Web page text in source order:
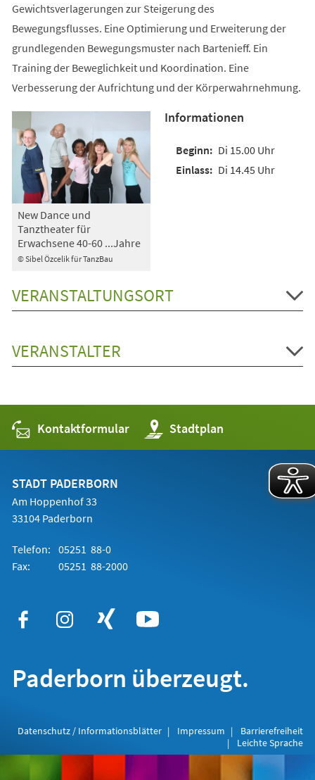
Gewichtsverlagerungen zur Steigerung des
Bewegungsflusses. Eine Optimierung und Erweiterung der
grundlegenden Bewegungsmuster nach Bartenieff. Ein
Training der Beweglichkeit und Koordination. Eine
Verbesserung der Aufrichtung und der Körperwahrnehmung.
© Sibel Özcelik für TanzBau
New Dance und
Tanztheater für
Erwachsene 40-60 ...Jahre
Informationen
Di 15.00 Uhr
Di 14.45 Uhr
VERANSTALTUNGSORT
VERANSTALTER
Kontaktformular Stadtplan
(Öffnet
in
einem
STADT PADERBORN
Am Hoppenhof 33
33104 Paderborn
Telefon: 05251 88-0
Fax:
05251 88-2000
Paderborn überzeugt.
Datenschutz / Informationsblätter Impressum
Barrierefreiheit
Leichte Sprache